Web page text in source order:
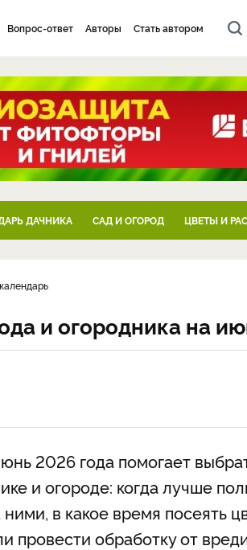
Вопрос-ответ Авторы Стать автором
ДАЧНИКА САД И ОГОРОД ЦВЕТЫ И
и огородника на
2026 года помогает
и огороде: когда лучше
в какое время посеять
провести обработку от